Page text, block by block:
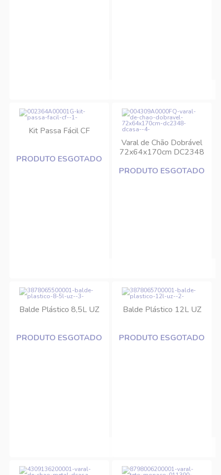
Kit Passa Fácil CF
PRODUTO ESGOTADO
Varal de Chão Dobrável
72x64x170cm DC2348
PRODUTO ESGOTADO
Balde Plástico 8,5L UZ
PRODUTO ESGOTADO
Balde Plástico 12L UZ
PRODUTO ESGOTADO